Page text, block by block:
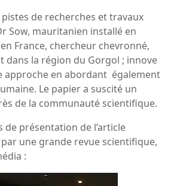
de recherches et travaux
Sow, mauritanien installé en
France, chercheur chevronné,
dans la région du Gorgol ; innove
approche en abordant également
Le papier a suscité un
de la communauté scientifique.
de présentation de l’article
une grande revue scientifique,
: